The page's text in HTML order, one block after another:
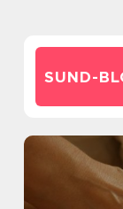
SUND-